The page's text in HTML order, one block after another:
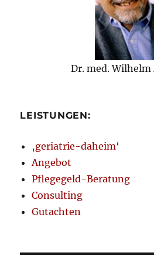
Dr. med. Wilhelm
LEISTUNGEN:
‚geriatrie-daheim‘
Angebot
Pflegegeld-Beratung
Consulting
Gutachten